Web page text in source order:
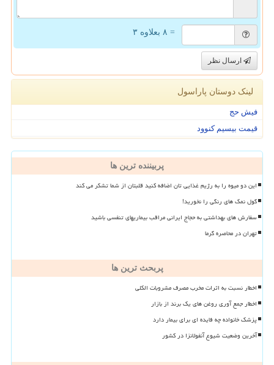
= ۸ بعلاوه ۳
ارسال نظر
لینک دوستان پاراسول
فیش حج
قیمت بیسیم کنوود
پربیننده ترین ها
این دو میوه را به رژیم غذایی تان اضافه کنید قلبتان از شما تشکر می کند
گول نمک های رنگی را نخورید!
سفارش های بهداشتی به حجاج ایرانی مراقب بیماریهای تنفسی باشید
تهران در محاصره گرما
پربحث ترین ها
اخطار نسبت به اثرات مخرب مصرف مشروبات الکلی
اخطار جمع آوری روغن های یک برند از بازار
پزشک خانواده چه فایده ای برای بیمار دارد
آخرین وضعیت شیوع آنفولانزا در کشور